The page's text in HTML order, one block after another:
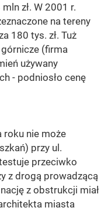
zł. W 2001 r.
na tereny
180 tys. zł. Tuż
(firma
używany
- podniosło cenę
roku nie może
przy ul.
przeciwko
z drogą prowadzącą
z obstrukcji miał
miasta